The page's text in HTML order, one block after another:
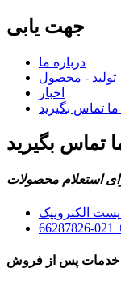
جهت یابی
درباره ما
تولید - محصول
اخبار
ما تماس بگیرید
تماس بگیرید
+